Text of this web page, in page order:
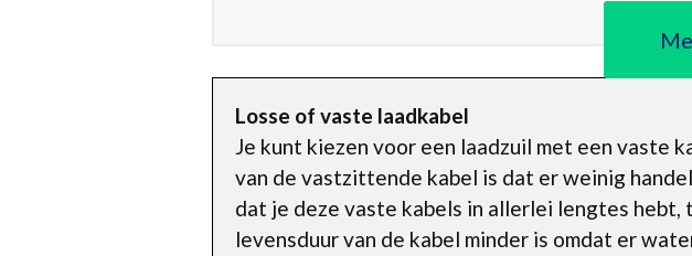
Losse of vaste laadkabel
Je kunt kiezen voor een laadzuil met een vaste
van de vastzittende kabel is dat er weinig
dat je deze vaste kabels in allerlei lengtes
levensduur van de kabel minder is omdat er